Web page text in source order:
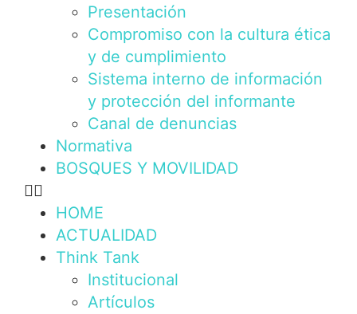
Presentación
Compromiso con la cultura ética
y de cumplimiento
Sistema interno de información
y protección del informante
Canal de denuncias
Normativa
BOSQUES Y MOVILIDAD
HOME
ACTUALIDAD
Think Tank
Institucional
Artículos